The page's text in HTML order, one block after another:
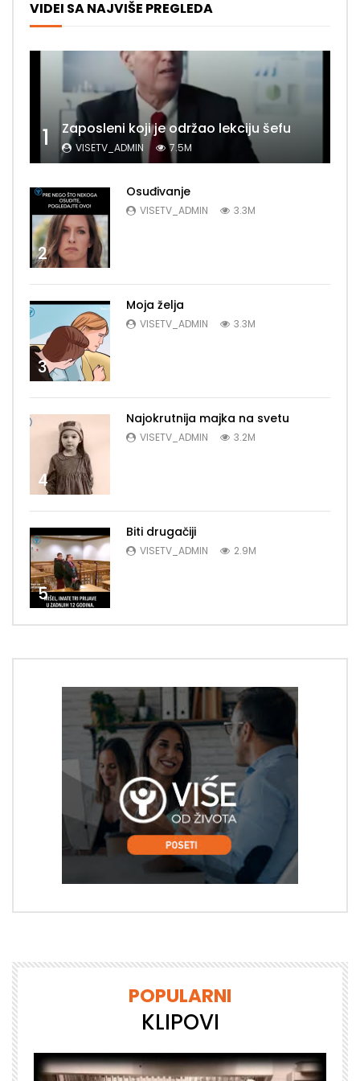
VIDEI SA NAJVIŠE PREGLEDA
1 Zaposleni koji je održao lekciju šefu
VISETV_ADMIN 7.5M
2
Osuđivanje
VISETV_ADMIN 3.3M
3
Moja želja
VISETV_ADMIN 3.3M
4
Najokrutnija majka na svetu
VISETV_ADMIN 3.2M
5
Biti drugačiji
VISETV_ADMIN 2.9M
POPULARNI
KLIPOVI